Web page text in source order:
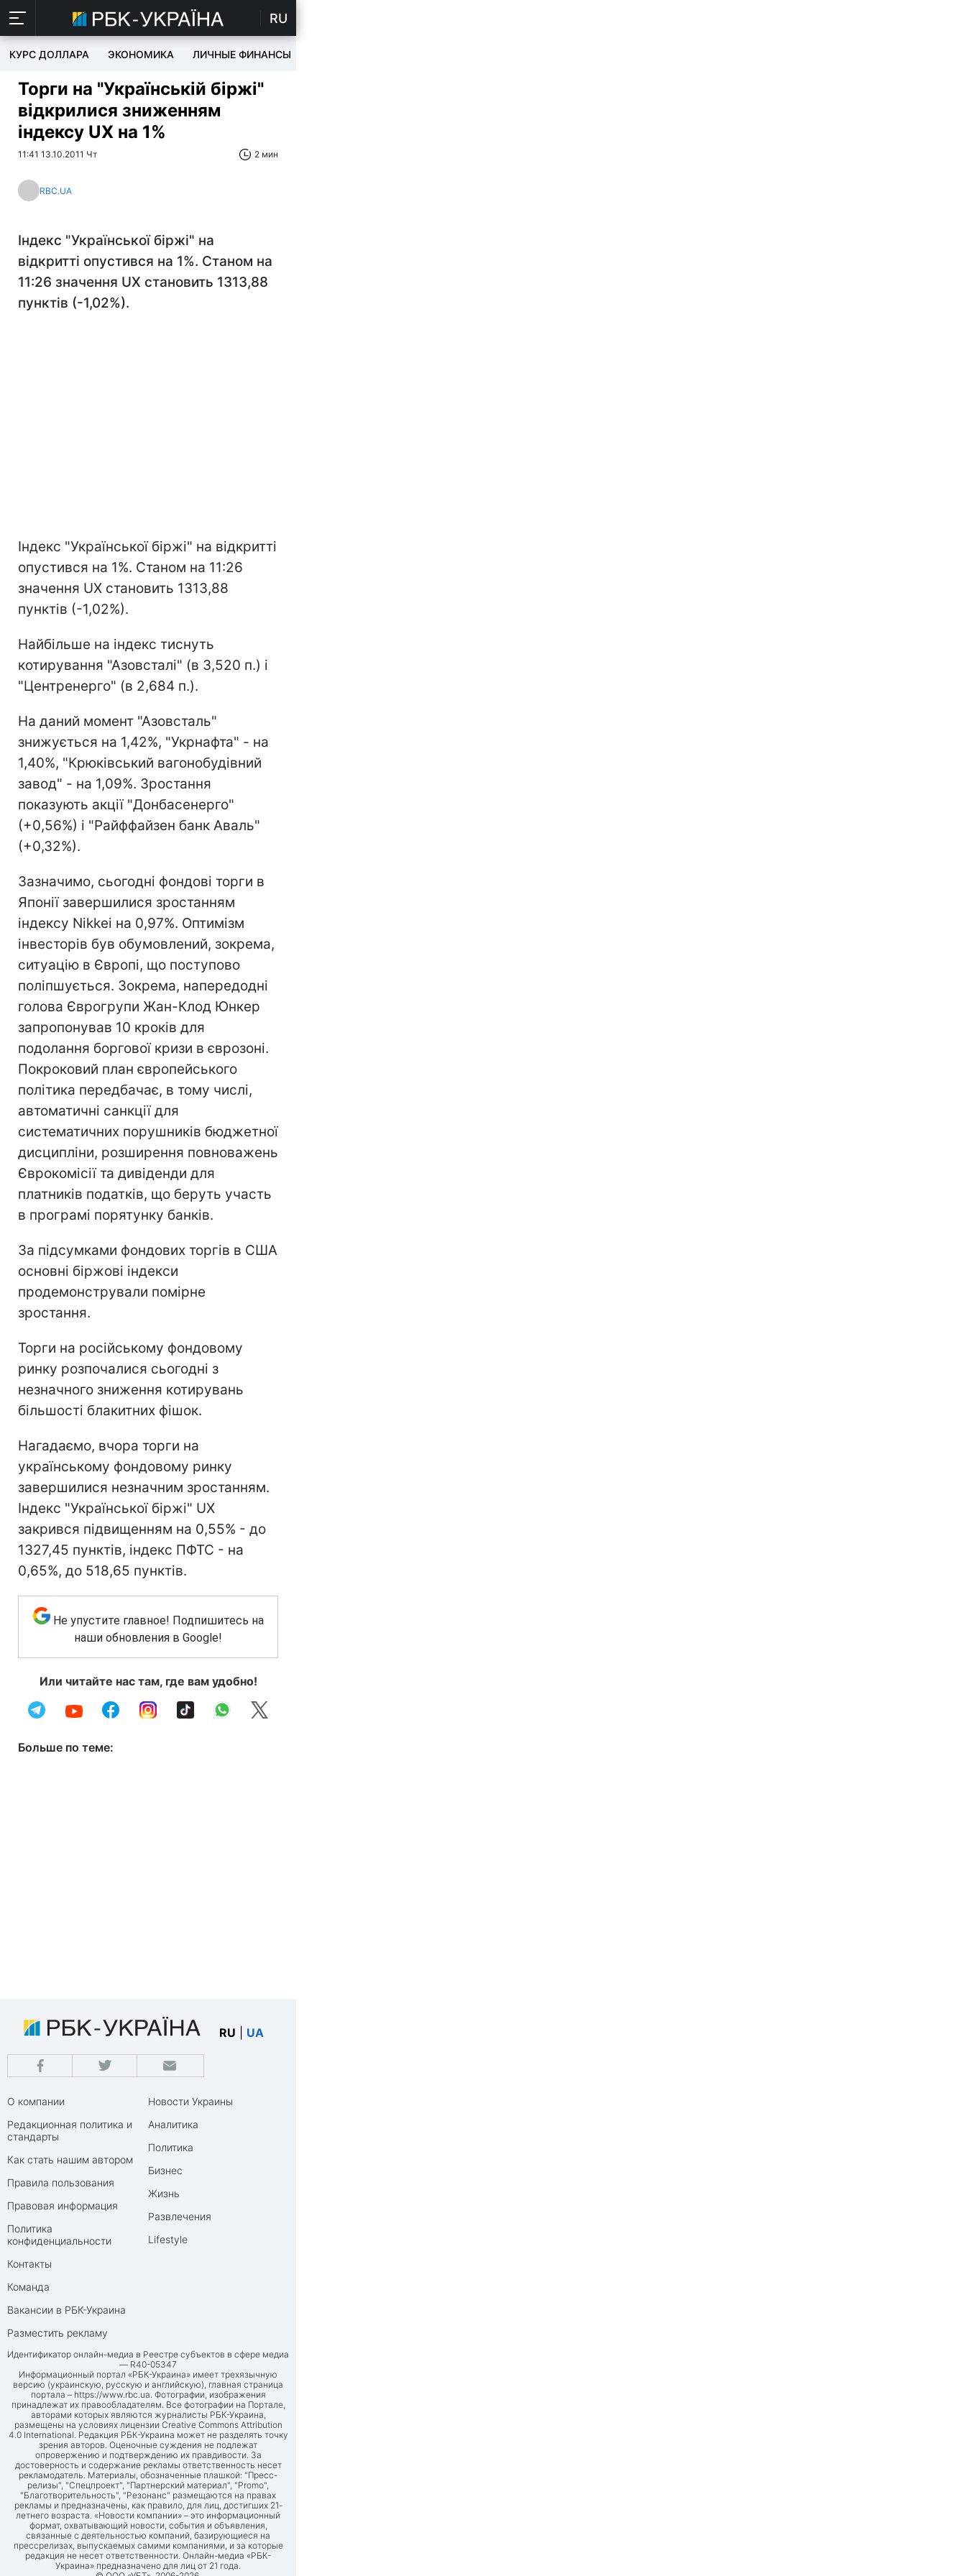
RU
КУРС ДОЛЛАРА ЭКОНОМИКА ЛИЧНЫЕ ФИНАНСЫ
Торги на "Українській біржі"
відкрилися зниженням
індексу UX на 1%
11:41 13.10.2011 Чт 2 мин
RBC.UA
Індекс "Української біржі" на
відкритті опустився на 1%. Станом на
11:26 значення UX становить 1313,88
пунктів (-1,02%).
Індекс "Української біржі" на відкритті
опустився на 1%. Станом на 11:26
значення UX становить 1313,88
пунктів (-1,02%).
Найбільше на індекс тиснуть
котирування "Азовсталі" (в 3,520 п.) і
"Центренерго" (в 2,684 п.).
На даний момент "Азовсталь"
знижується на 1,42%, "Укрнафта" - на
1,40%, "Крюківський вагонобудівний
завод" - на 1,09%. Зростання
показують акції "Донбасенерго"
(+0,56%) і "Райффайзен банк Аваль"
(+0,32%).
Зазначимо, сьогодні фондові торги в
Японії завершилися зростанням
індексу Nikkei на 0,97%. Оптимізм
інвесторів був обумовлений, зокрема,
ситуацію в Європі, що поступово
поліпшується. Зокрема, напередодні
голова Єврогрупи Жан-Клод Юнкер
запропонував 10 кроків для
подолання боргової кризи в єврозоні.
Покроковий план європейського
політика передбачає, в тому числі,
автоматичні санкції для
систематичних порушників бюджетної
дисципліни, розширення повноважень
Єврокомісії та дивіденди для
платників податків, що беруть участь
в програмі порятунку банків.
За підсумками фондових торгів в США
основні біржові індекси
продемонстрували помірне
зростання.
Торги на російському фондовому
ринку розпочалися сьогодні з
незначного зниження котирувань
більшості блакитних фішок.
Нагадаємо, вчора торги на
українському фондовому ринку
завершилися незначним зростанням.
Індекс "Української біржі" UX
закрився підвищенням на 0,55% - до
1327,45 пунктів, індекс ПФТС - на
0,65%, до 518,65 пунктів.
Не упустите главное! Подпишитесь на
наши обновления в Google!
Или читайте нас там, где вам удобно!
Больше по теме:
RU UA
О компании
Редакционная политика и
стандарты
Как стать нашим автором
Правила пользования
Правовая информация
Политика
конфиденциальности
Контакты
Команда
Вакансии в РБК-Украина
Разместить рекламу
Новости Украины
Аналитика
Политика
Бизнес
Жизнь
Развлечения
Lifestyle
Идентификатор онлайн-медиа в Реестре субъектов в сфере медиа
— R40-05347
Информационный портал «РБК-Украина» имеет трехязычную
версию (украинскую, русскую и английскую), главная страница
портала – https://www.rbc.ua. Фотографии, изображения
принадлежат их правообладателям. Все фотографии на Портале,
авторами которых являются журналисты РБК-Украина,
размещены на условиях лицензии Creative Commons Attribution
4.0 International. Редакция РБК-Украина может не разделять точку
зрения авторов. Оценочные суждения не подлежат
опровержению и подтверждению их правдивости. За
достоверность и содержание рекламы ответственность несет
рекламодатель. Материалы, обозначенные плашкой: "Пресс-
релизы", "Спецпроект", "Партнерский материал", "Promo",
"Благотворительность", "Резонанс" размещаются на правах
рекламы и предназначены, как правило, для лиц, достигших 21-
летнего возраста. «Новости компании» – это информационный
формат, охватывающий новости, события и объявления,
связанные с деятельностью компаний, базирующиеся на
прессрелизах, выпускаемых самими компаниями, и за которые
редакция не несет ответственности. Онлайн-медиа «РБК-
Украина» предназначено для лиц от 21 года.